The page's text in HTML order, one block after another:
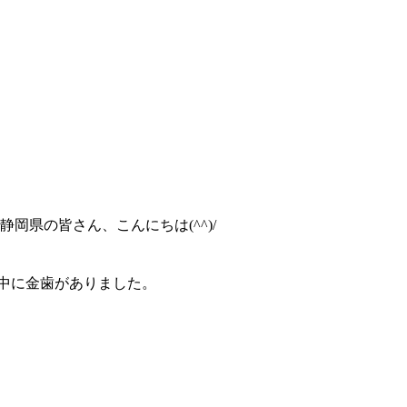
岡県の皆さん、こんにちは(^^)/
金歯がありました。